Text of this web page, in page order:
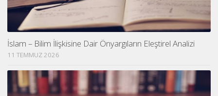
İslam – Bilim İlişkisine Dair Önyargıların Eleştirel Analizi
11 TEMMUZ 2026